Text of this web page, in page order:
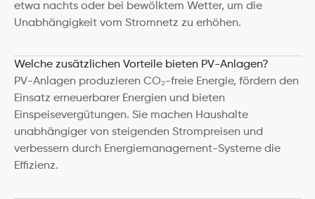
etwa nachts oder bei bewölktem Wetter, um die
Unabhängigkeit vom Stromnetz zu erhöhen.
Welche zusätzlichen Vorteile bieten PV-Anlagen?
PV-Anlagen produzieren CO₂-freie Energie, fördern den
Einsatz erneuerbarer Energien und bieten
Einspeisevergütungen. Sie machen Haushalte
unabhängiger von steigenden Strompreisen und
verbessern durch Energiemanagement-Systeme die
Effizienz.